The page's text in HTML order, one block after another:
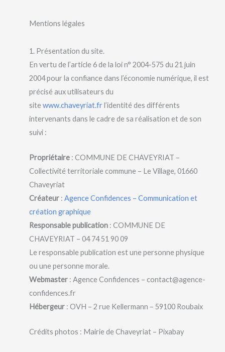
Mentions légales
1. Présentation du site.
En vertu de l’article 6 de la loi n° 2004-575 du 21 juin
2004 pour la confiance dans l’économie numérique, il est
précisé aux utilisateurs du
site www.chaveyriat.frl’identité des différents
intervenants dans le cadre de sa réalisation et de son
suivi :
Propriétaire : COMMUNE DE CHAVEYRIAT –
Collectivité territoriale commune – Le Village, 01660
Chaveyriat
Créateur : Agence Confidences – Communication et
création graphique
Responsable publication : COMMUNE DE
CHAVEYRIAT – 04 74 51 90 09
Le responsable publication est une personne physique
ou une personne morale.
Webmaster : Agence Confidences – contact@agence-
confidences.fr
Hébergeur : OVH – 2 rue Kellermann – 59100 Roubaix
Crédits photos : Mairie de Chaveyriat – Pixabay